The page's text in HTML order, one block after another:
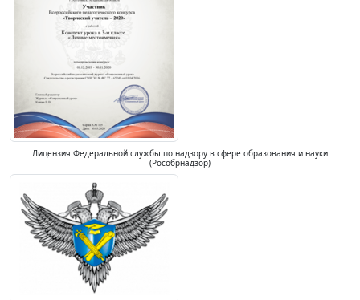
Лицензия Федеральной службы по надзору в сфере образования и науки
(Рособрнадзор)